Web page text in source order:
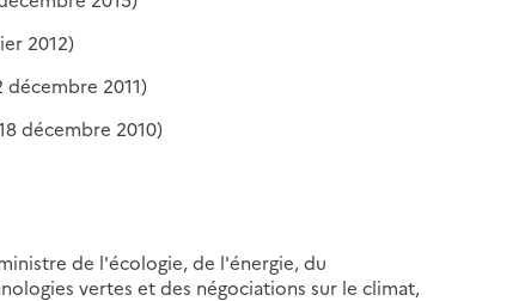
2012)
décembre 2011)
décembre 2010)
de l'écologie, de l'énergie, du
vertes et des négociations sur le climat,